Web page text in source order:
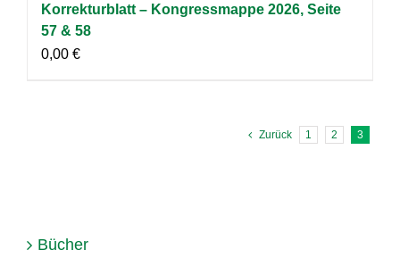
Korrekturblatt – Kongressmappe 2026, Seite
57 & 58
0,00 €
Zurück 1 2 3
Bücher